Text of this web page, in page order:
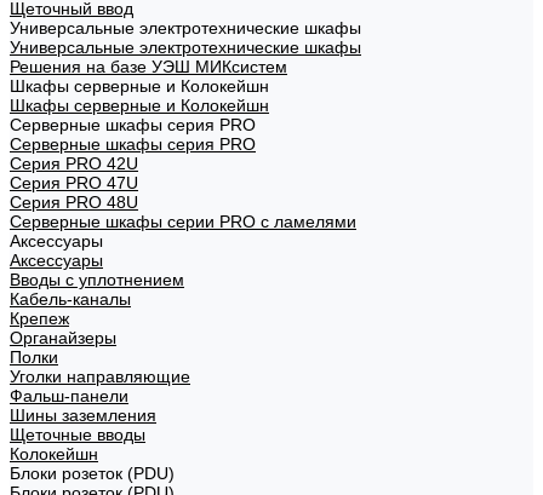
Щеточный ввод
Универсальные электротехнические шкафы
Универсальные электротехнические шкафы
Решения на базе УЭШ МИКсистем
Шкафы серверные и Колокейшн
Шкафы серверные и Колокейшн
Серверные шкафы серия PRO
Серверные шкафы серия PRO
Серия PRO 42U
Серия PRO 47U
Серия PRO 48U
Серверные шкафы серии PRO с ламелями
Аксессуары
Аксессуары
Вводы с уплотнением
Кабель-каналы
Крепеж
Органайзеры
Полки
Уголки направляющие
Фальш-панели
Шины заземления
Щеточные вводы
Колокейшн
Блоки розеток (PDU)